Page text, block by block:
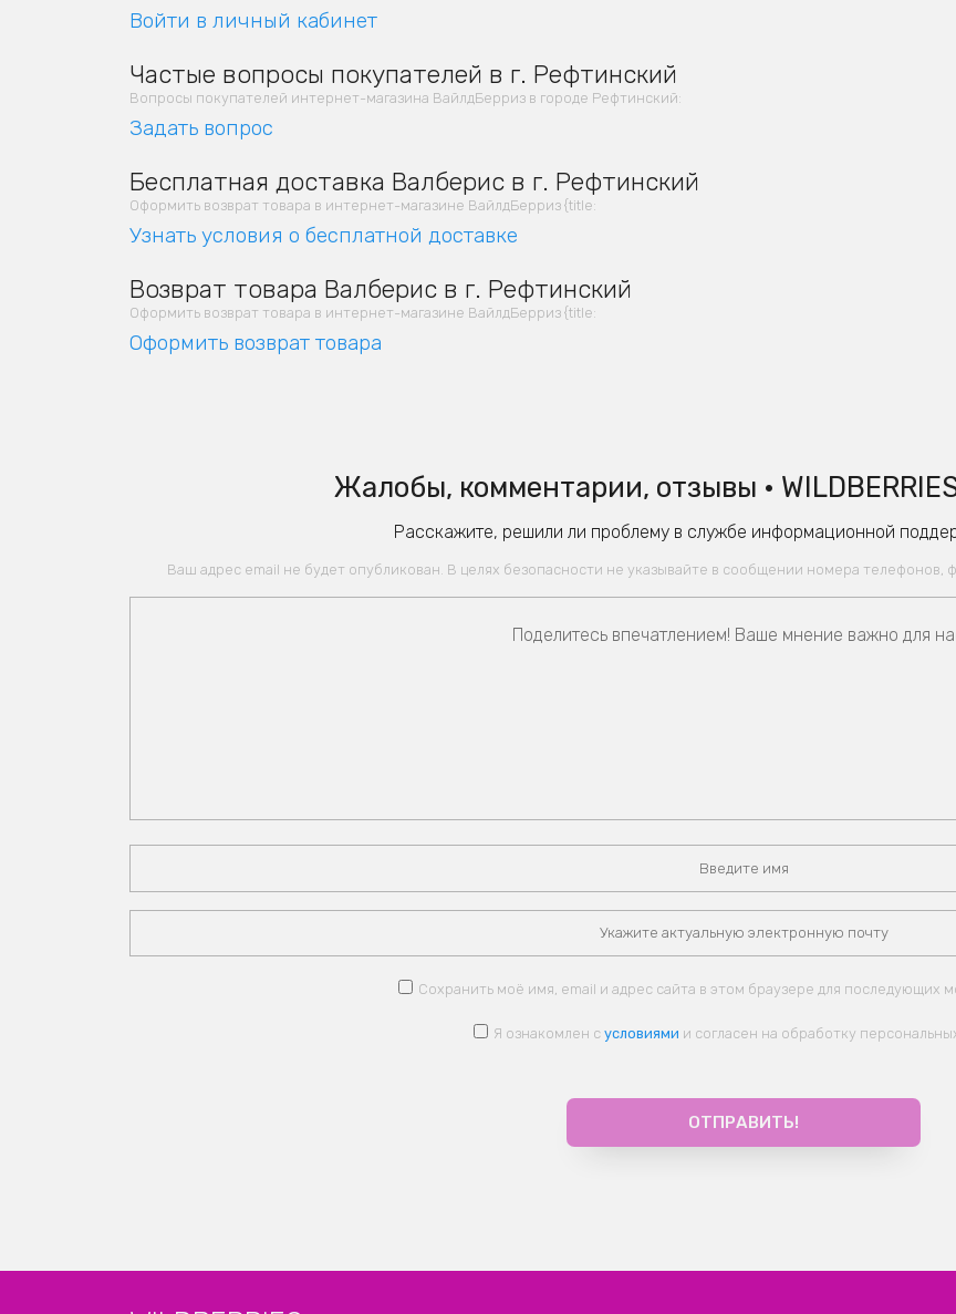
Войти в личный кабинет
Частые вопросы покупателей в г. Рефтинский
Вопросы покупателей интернет-магазина ВайлдБерриз в городе Рефтинский:
Задать вопрос
Бесплатная доставка Валберис в г. Рефтинский
Оформить возврат товара в интернет-магазине ВайлдБерриз {title:
Узнать условия о бесплатной доставке
Возврат товара Валберис в г. Рефтинский
Оформить возврат товара в интернет-магазине ВайлдБерриз {title:
Оформить возврат товара
Жалобы, комментарии, отзывы •
Расскажите, решили ли проблему в службе информационной
Ваш адрес email не будет опубликован. В целях безопасности не указывайте в сообщении номера телефонов,
Сохранить моё имя, email и адрес сайта в этом браузере для последующих
Я ознакомлен с условиями и согласен на обработку